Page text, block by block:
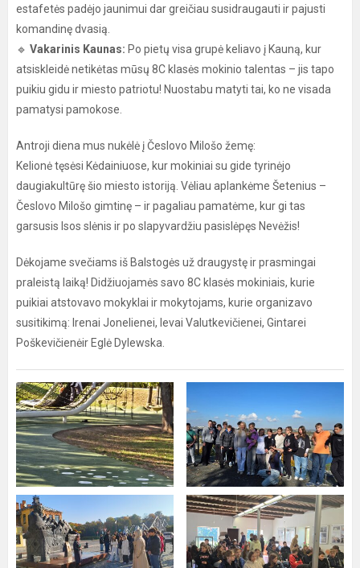
estafetės padėjo jaunimui dar greičiau susidraugauti ir pajusti
komandinę dvasią.
🔹 Vakarinis Kaunas: Po pietų visa grupė keliavo į Kauną, kur
atsiskleidė netikėtas mūsų 8C klasės mokinio talentas – jis tapo
puikiu gidu ir miesto patriotu! Nuostabu matyti tai, ko ne visada
pamatysi pamokose.
Antroji diena mus nukėlė į Česlovo Milošo žemę:
Kelionė tęsėsi Kėdainiuose, kur mokiniai su gide tyrinėjo
daugiakultūrę šio miesto istoriją. Vėliau aplankėme Šetenius –
Česlovo Milošo gimtinę – ir pagaliau pamatėme, kur gi tas
garsusis Isos slėnis ir po slapyvardžiu pasislėpęs Nevėžis!
Dėkojame svečiams iš Balstogės už draugystę ir prasmingai
praleistą laiką! Didžiuojamės savo 8C klasės mokiniais, kurie
puikiai atstovavo mokyklai ir mokytojams, kurie organizavo
susitikimą: Irenai Jonelienei, Ievai Valutkevičienei, Gintarei
Poškevičienėir Eglė Dylewska.